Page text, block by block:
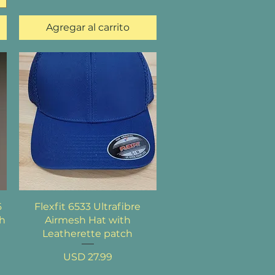
Agregar al carrito
Vista rápida
Flexfit 6533 Ultrafibre
Airmesh Hat with
Leatherette patch
Precio
USD 27.99